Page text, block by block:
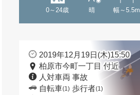
0～24歳 晴 幅～5.5m
2019年12月19日(木)15:50
柏原市今町一丁目 付近
人対車両 事故
自転車(1) 歩行者(1)